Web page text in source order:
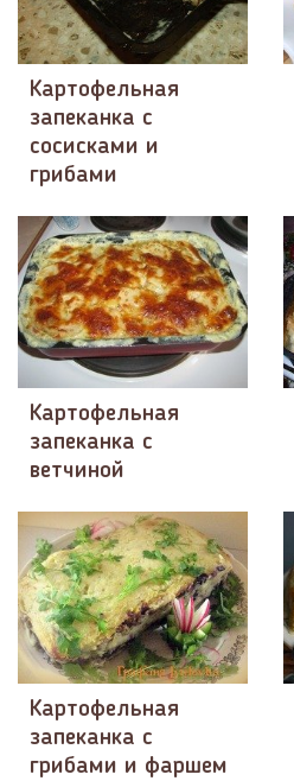
Картофельная
запеканка с
сосисками и
грибами
Картофельная
запеканка с
ветчиной
Картофельная
запеканка с
грибами и фаршем